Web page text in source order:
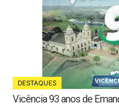
DESTAQUES
Vicência 93 anos de